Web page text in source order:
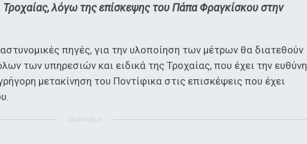
λόγω της επίσκεψης του Πάπα Φραγκίσκου στην
πηγές, για την υλοποίηση των μέτρων θα διατεθούν
των υπηρεσιών και ειδικά της Τροχαίας, που έχει την ευθύνη
μετακίνηση του Ποντίφικα στις επισκέψεις που έχει
ΔΙΑΦΗΜΙΣΗ